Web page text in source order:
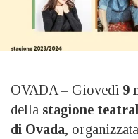
OVADA – Giovedì 9
della stagione
di Ovada,